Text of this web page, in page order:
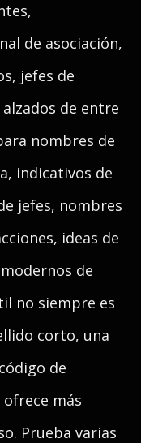
de asociación,
jefes de
de entre
nombres de
indicativos de
jefes, nombres
ideas de
de
no siempre es
corto, una
de
más
Prueba varias